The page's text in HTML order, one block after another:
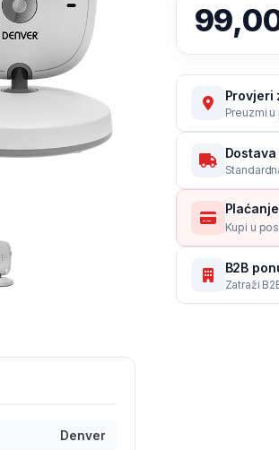
Provjeri
Preuzmi
Kupi u
B2B
Zatraži
Denver